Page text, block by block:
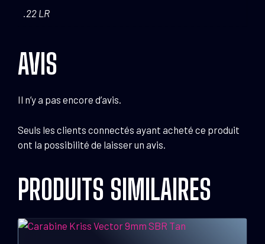
.22 LR
AVIS
Il n’y a pas encore d’avis.
Seuls les clients connectés ayant acheté ce produit
ont la possibilité de laisser un avis.
PRODUITS SIMILAIRES